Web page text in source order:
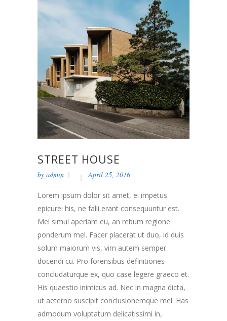
STREET HOUSE
by admin April 25, 2016
Lorem ipsum dolor sit amet, ei impetus
epicurei his, ne falli erant consequuntur est.
Mei simul aperiam eu, an rebum regione
ponderum mel. Facer placerat ut duo, id duis
solum maiorum vis, vim autem semper
docendi cu. Pro forensibus definitiones
concludaturque ex, quo case legere graeco et.
His quaestio inimicus ad. Nec in magna dicta,
ut aeterno suscipit conclusionemque mel. Has
admodum voluptatum delicatissimi in,